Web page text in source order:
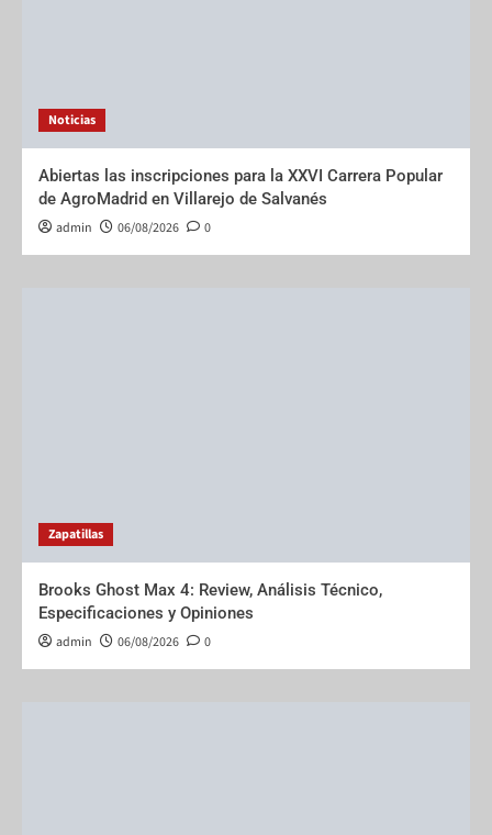
Noticias
Abiertas las inscripciones para la XXVI Carrera Popular
de AgroMadrid en Villarejo de Salvanés
admin 06/08/2026 0
Zapatillas
Brooks Ghost Max 4: Review, Análisis Técnico,
Especificaciones y Opiniones
admin 06/08/2026 0